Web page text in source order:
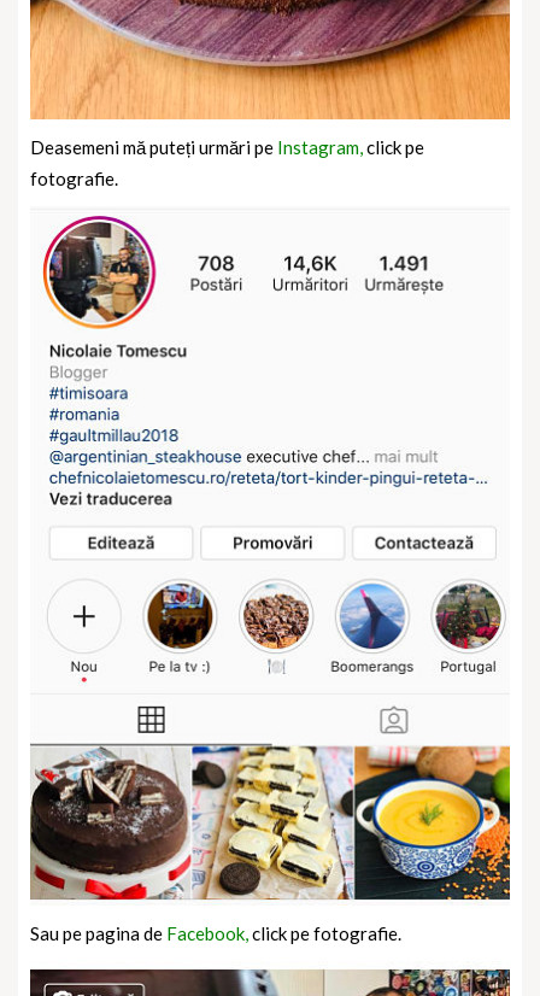
Deasemeni mă puteți urmări pe Instagram,click pe
fotografie.
Sau pe pagina de Facebook,click pe fotografie.